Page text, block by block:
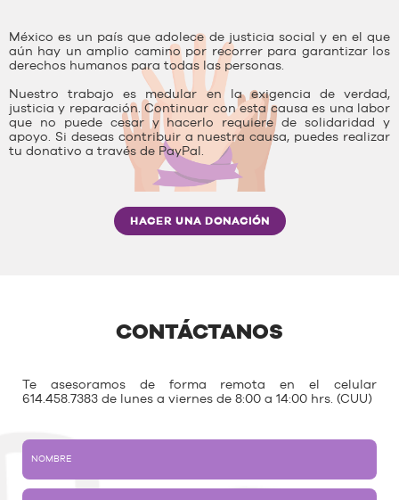
México es un país que adolece de justicia social y en el que
aún hay un amplio camino por recorrer para garantizar los
derechos humanos para todas las personas.
Nuestro trabajo es medular en la exigencia de verdad,
justicia y reparación. Continuar con esta causa es una labor
que no puede cesar y hacerlo requiere de solidaridad y
apoyo. Si deseas contribuir a nuestra causa, puedes realizar
tu donativo a través de PayPal.
HACER UNA DONACIÓN
CONTÁCTANOS
Te asesoramos de forma remota en el celular
614.458.7383 de lunes a viernes de 8:00 a 14:00 hrs. (CUU)